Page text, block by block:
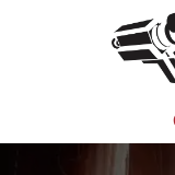
Pular para o
Uma
sobre